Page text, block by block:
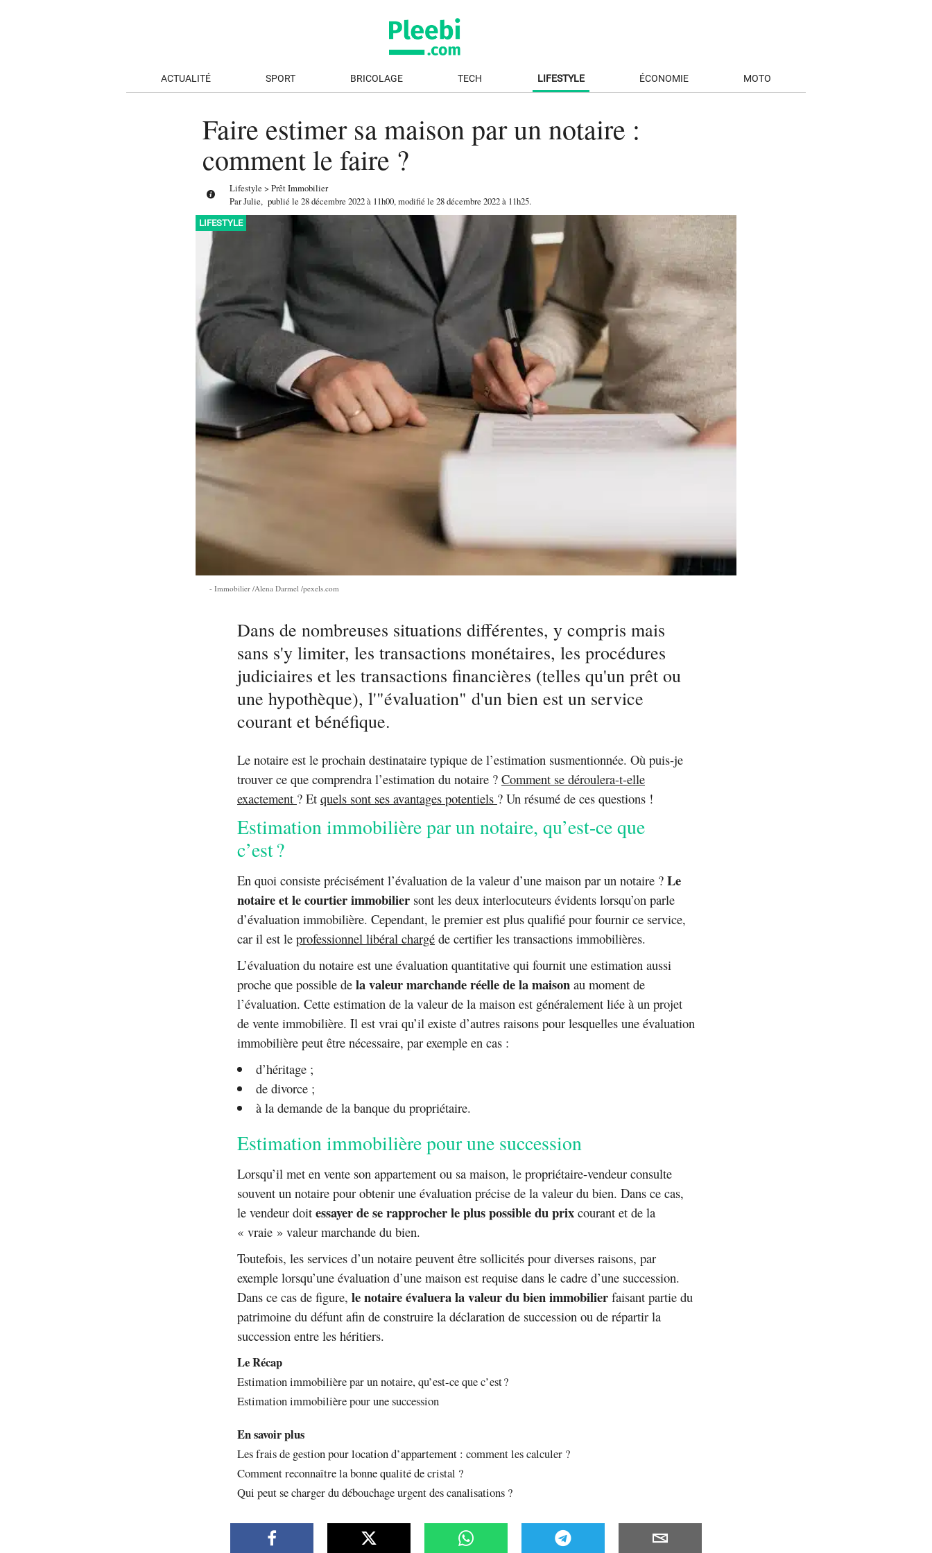
ACTUALITÉ SPORT BRICOLAGE TECH LIFESTYLE ÉCONOMIE MOTO
Faire estimer sa maison par un notaire :
comment le faire ?
Lifestyle > Prêt Immobilier
ParJulie, publié le 28 décembre 2022à 11h00, modifié le 28 décembre 2022 à 11h25.
LIFESTYLE
Immobilier /Alena Darmel /pexels.com
Dans de nombreuses situations différentes, y compris mais
sans s'y limiter, les transactions monétaires, les procédures
judiciaires et les transactions financières (telles qu'un prêt ou
une hypothèque), l'"évaluation" d'un bien est un service
courant et bénéfique.
Le notaire est le prochain destinataire typique de l’estimation susmentionnée. Où puis-je
trouver ce que comprendra l’estimation du notaire ? Comment se déroulera-t-elle
exactement ? Et quels sont ses avantages potentiels ? Un résumé de ces questions !
Estimation immobilière par un notaire, qu’est-ce que
c’est ?
En quoi consiste précisément l’évaluation de la valeur d’une maison par un notaire ? Le
notaire et le courtier immobilier sont les deux interlocuteurs évidents lorsqu’on parle
d’évaluation immobilière. Cependant, le premier est plus qualifié pour fournir ce service,
car il est le professionnel libéral chargé de certifier les transactions immobilières.
L’évaluation du notaire est une évaluation quantitative qui fournit une estimation aussi
proche que possible de la valeur marchande réelle de la maison au moment de
l’évaluation. Cette estimation de la valeur de la maison est généralement liée à un projet
de vente immobilière. Il est vrai qu’il existe d’autres raisons pour lesquelles une évaluation
immobilière peut être nécessaire, par exemple en cas :
d’héritage ;
de divorce ;
à la demande de la banque du propriétaire.
Estimation immobilière pour une succession
Lorsqu’il met en vente son appartement ou sa maison, le propriétaire-vendeur consulte
souvent un notaire pour obtenir une évaluation précise de la valeur du bien. Dans ce cas,
le vendeur doit essayer de se rapprocher le plus possible du prix courant et de la
« vraie » valeur marchande du bien.
Toutefois, les services d’un notaire peuvent être sollicités pour diverses raisons, par
exemple lorsqu’une évaluation d’une maison est requise dans le cadre d’une succession.
Dans ce cas de figure, le notaire évaluera la valeur du bien immobilier faisant partie du
patrimoine du défunt afin de construire la déclaration de succession ou de répartir la
succession entre les héritiers.
Le Récap
Estimation immobilière par un notaire, qu’est-ce que c’est ?
Estimation immobilière pour une succession
En savoir plus
Les frais de gestion pour location d’appartement : comment les calculer ?
Comment reconnaître la bonne qualité de cristal ?
Qui peut se charger du débouchage urgent des canalisations ?